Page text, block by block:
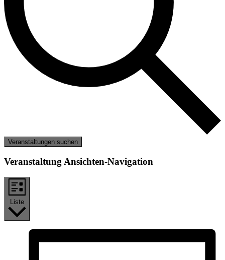
Veranstaltungen suchen
Veranstaltung Ansichten-Navigation
Liste